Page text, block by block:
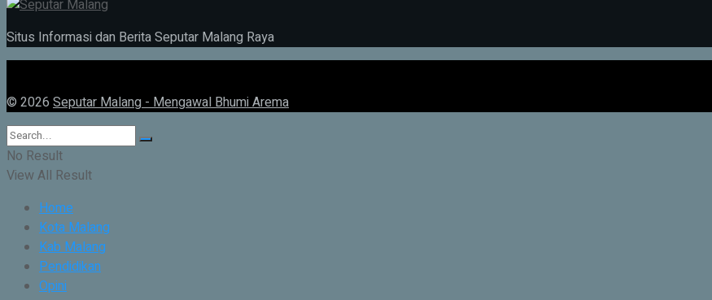
Situs Informasi dan Berita Seputar Malang Raya
© 2026 Seputar Malang - Mengawal Bhumi Arema
No Result
View All Result
Home
Kota Malang
Kab Malang
Pendidikan
Opini